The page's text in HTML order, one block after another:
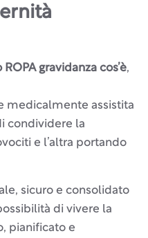
ROPA gravidanza cos’è,
medicalmente assistita
condividere la
e l’altra portando
sicuro e consolidato
di vivere la
pianificato e